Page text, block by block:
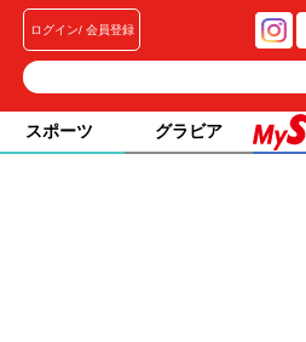
ログイン 会員登録
スポーツ グラビア